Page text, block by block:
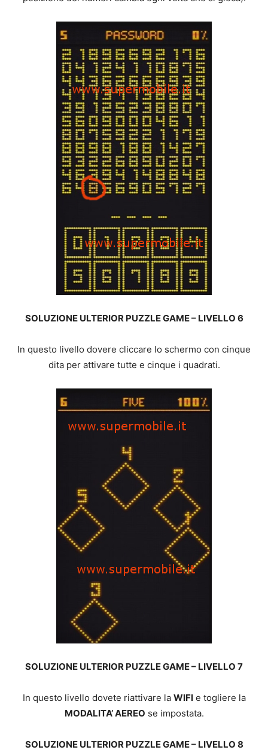
SOLUZIONE ULTERIOR PUZZLE GAME – LIVELLO 6
In questo livello dovere cliccare lo schermo con cinque
dita per attivare tutte e cinque i quadrati.
SOLUZIONE ULTERIOR PUZZLE GAME – LIVELLO 7
In questo livello dovete riattivare la WIFIe togliere la
MODALITA’ AEREO se impostata.
SOLUZIONE ULTERIOR PUZZLE GAME – LIVELLO 8